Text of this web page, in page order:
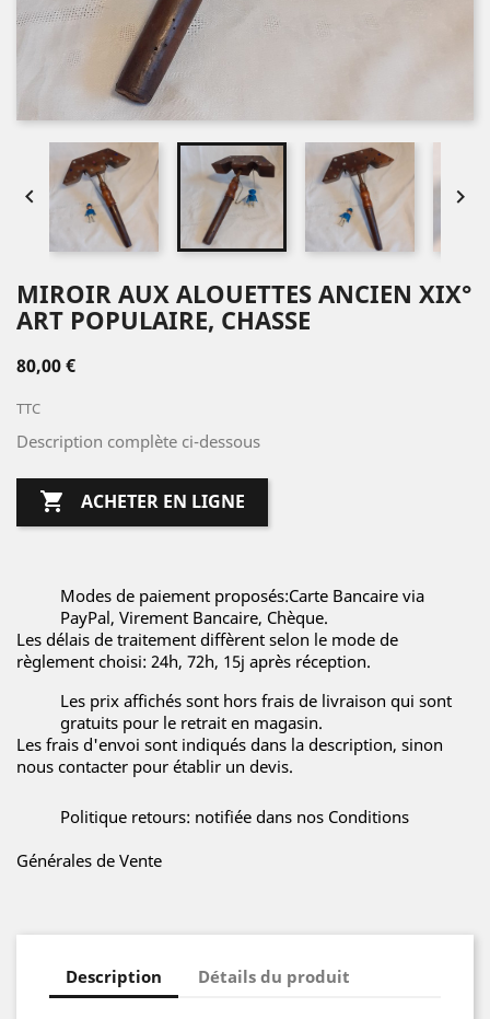
 
MIROIR AUX ALOUETTES ANCIEN XIX°
ART POPULAIRE, CHASSE
80,00 €
TTC
Description complète ci-dessous
 ACHETER EN LIGNE
Modes de paiement proposés:Carte Bancaire via
PayPal, Virement Bancaire, Chèque.
Les délais de traitement diffèrent selon le mode de
règlement choisi: 24h, 72h, 15j après réception.
Les prix affichés sont hors frais de livraison qui sont
gratuits pour le retrait en magasin.
Les frais d'envoi sont indiqués dans la description, sinon
nous contacter pour établir un devis.
Politique retours: notifiée dans nos Conditions
Générales de Vente
Description Détails du produit